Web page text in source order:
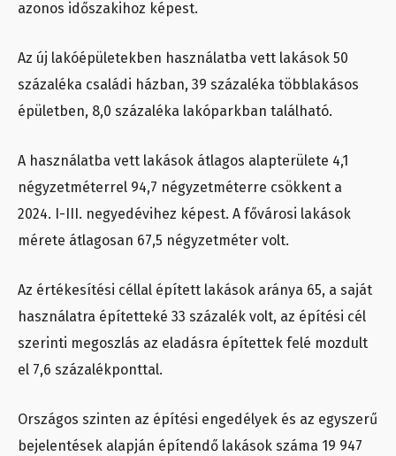
azonos időszakihoz képest.
Az új lakóépületekben használatba vett lakások 50
százaléka családi házban, 39 százaléka többlakásos
épületben, 8,0 százaléka lakóparkban található.
A használatba vett lakások átlagos alapterülete 4,1
négyzetméterrel 94,7 négyzetméterre csökkent a
2024. I-III. negyedévihez képest. A fővárosi lakások
mérete átlagosan 67,5 négyzetméter volt.
Az értékesítési céllal épített lakások aránya 65, a saját
használatra építetteké 33 százalék volt, az építési cél
szerinti megoszlás az eladásra építettek felé mozdult
el 7,6 százalékponttal.
Országos szinten az építési engedélyek és az egyszerű
bejelentések alapján építendő lakások száma 19 947